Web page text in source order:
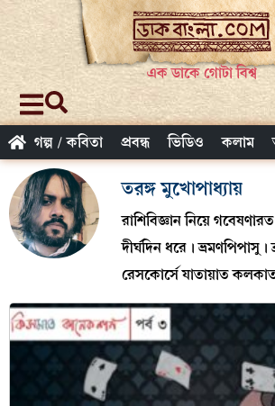
এক ডাকে গোটা বিশ্ব
গল্প / কবিতা প্রবন্ধ ভিডিও কলাম
তরঙ্গ মুখোপাধ্যায়
রাশিবিজ্ঞান নিয়ে
দীর্ঘদিন ধরে।
রেসকোর্সে যাতায়াত